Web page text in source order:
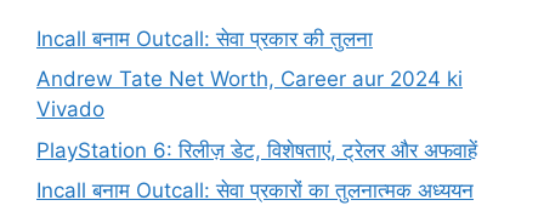
Incall बनाम Outcall: सेवा प्रकार की तुलना
Andrew Tate Net Worth, Career aur 2024 ki
Vivado
PlayStation 6: रिलीज़ डेट, विशेषताएं, ट्रेलर और अफवाहें
Incall बनाम Outcall: सेवा प्रकारों का तुलनात्मक अध्ययन